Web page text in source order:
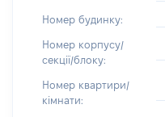
Номер будинку:
Номер корпусу/
секції/блоку:
Номер квартири/
кімнати: